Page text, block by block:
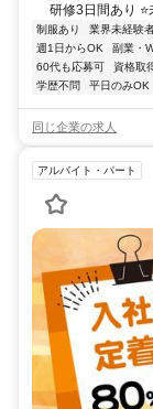
研修3日間あり
制服あり 業界未経験
週1日からOK
副業・
60代も応募可
資格取
学歴不問
平日のみOK
同じ企業の求人
アルバイト・パート